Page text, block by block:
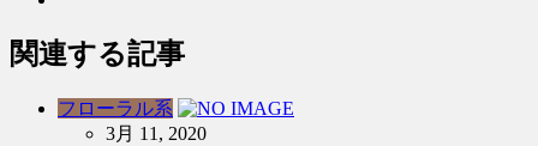
関連する記事
フローラル系
3月 11, 2020